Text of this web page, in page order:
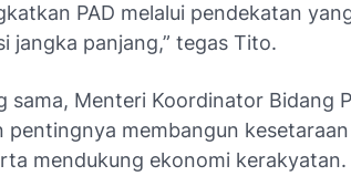
PAD melalui pendekatan
jangka panjang,” tegas Tito.
sama, Menteri Koordinator Bidang
pentingnya membangun
mendukung ekonomi